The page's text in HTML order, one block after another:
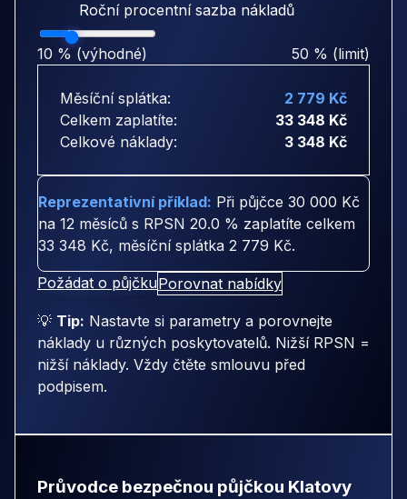
Roční procentní sazba nákladů
10 % (výhodné) 50 % (limit)
Měsíční splátka:
2 779 Kč
Celkem zaplatíte:
33 348 Kč
Celkové náklady:
3 348 Kč
Reprezentativní příklad: Při půjčce 30 000 Kč
na 12 měsíců s RPSN 20.0 % zaplatíte celkem
33 348 Kč, měsíční splátka 2 779 Kč.
Požádat o půjčkuPorovnat nabídky
💡 Tip: Nastavte si parametry a porovnejte
náklady u různých poskytovatelů. Nižší RPSN =
nižší náklady. Vždy čtěte smlouvu před
podpisem.
Průvodce bezpečnou půjčkou Klatovy